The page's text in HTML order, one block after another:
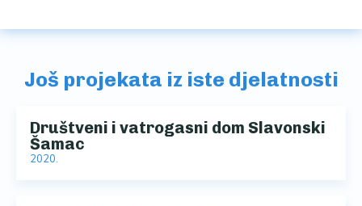
Još projekata iz iste djelatnosti
Društveni i vatrogasni dom Slavonski
Šamac
2020.